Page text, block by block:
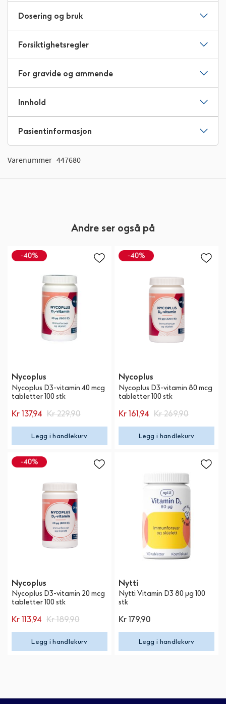
Dosering og bruk
Forsiktighetsregler
For gravide og ammende
Innhold
Pasientinformasjon
Varenummer 447680
Andre ser også på
Nycoplus
Nycoplus D3-vitamin 40 mcg
tabletter 100 stk
Kr 137,94 Kr 229,90
Legg i handlekurv
Nycoplus
Nycoplus D3-vitamin 80 mcg
tabletter 100 stk
Kr 161,94 Kr 269,90
Legg i handlekurv
Nycoplus
Nycoplus D3-vitamin 20 mcg
tabletter 100 stk
Kr 113,94 Kr 189,90
Legg i handlekurv
Nytti
Nytti Vitamin D3 80 µg 100
stk
Kr 179,90
Legg i handlekurv